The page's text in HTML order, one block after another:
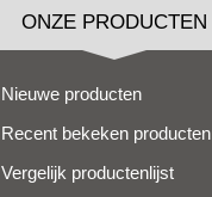
ONZE PRODUCTEN
Nieuwe producten
Recent bekeken producten
Vergelijk productenlijst